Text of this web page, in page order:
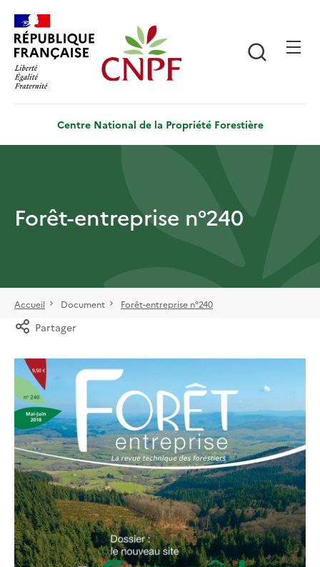
contenu
principal
Centre National de la Propriété Forestière
Forêt-entreprise n°240
Accueil Document Forêt-entreprise n°240
Partager